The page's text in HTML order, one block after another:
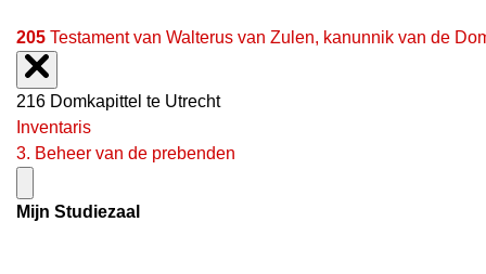
205 Testament van Walterus van Zulen, kanunnik van de
216 Domkapittel te Utrecht
Inventaris
3. Beheer van de prebenden
Mijn Studiezaal